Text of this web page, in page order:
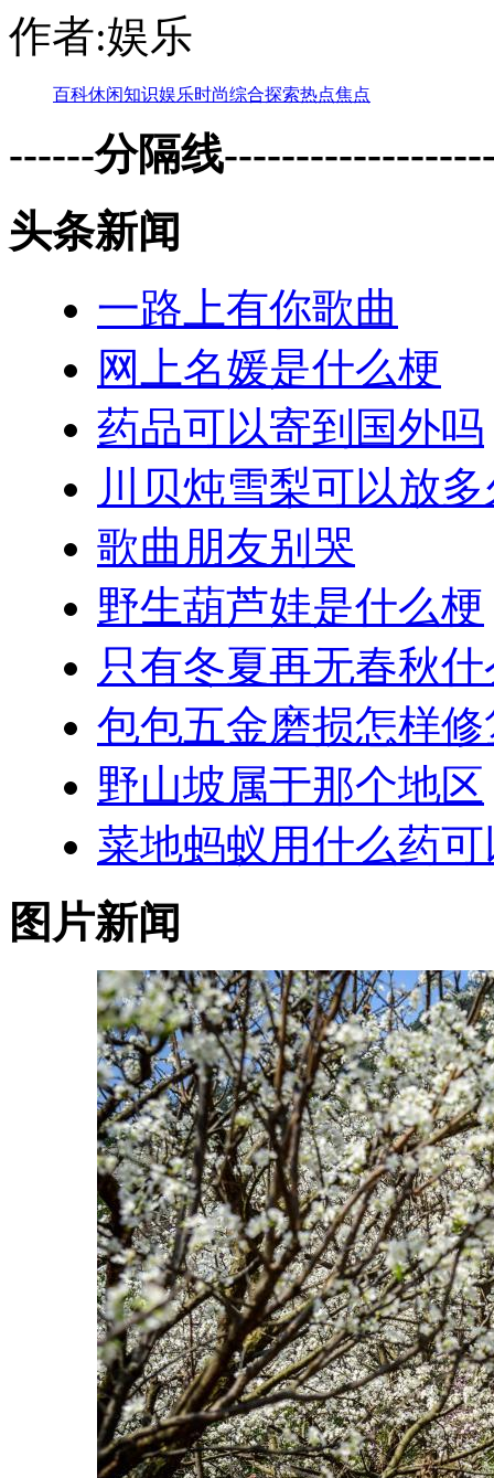
作者:娱乐
百科休闲知识娱乐时尚综合探索热点焦点
------分隔线
头条新闻
一路上有你歌曲
网上名媛是什么梗
药品可以寄到国外吗
川贝炖雪梨可以放
歌曲朋友别哭
野生葫芦娃是什么梗
只有冬夏再无春秋
包包五金磨损怎样修
野山坡属于那个地区
菜地蚂蚁用什么药
图片新闻